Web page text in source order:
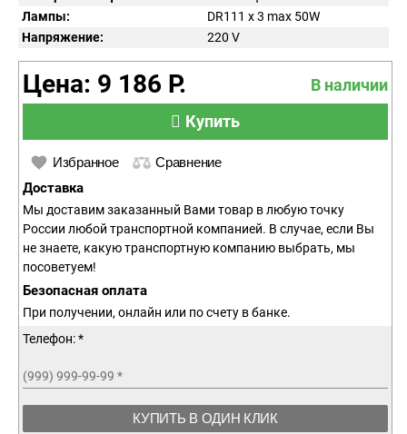
Лампы:
DR111 x 3 max 50W
Напряжение:
220 V
Цена: 9 186 Р.
В наличии
Купить
Избранное Сравнение
Доставка
Мы доставим заказанный Вами товар в любую точку
России любой транспортной компанией. В случае, если Вы
не знаете, какую транспортную компанию выбрать, мы
посоветуем!
Безопасная оплата
При получении, онлайн или по счету в банке.
Телефон: *
(999) 999-99-99 *
КУПИТЬ В ОДИН КЛИК